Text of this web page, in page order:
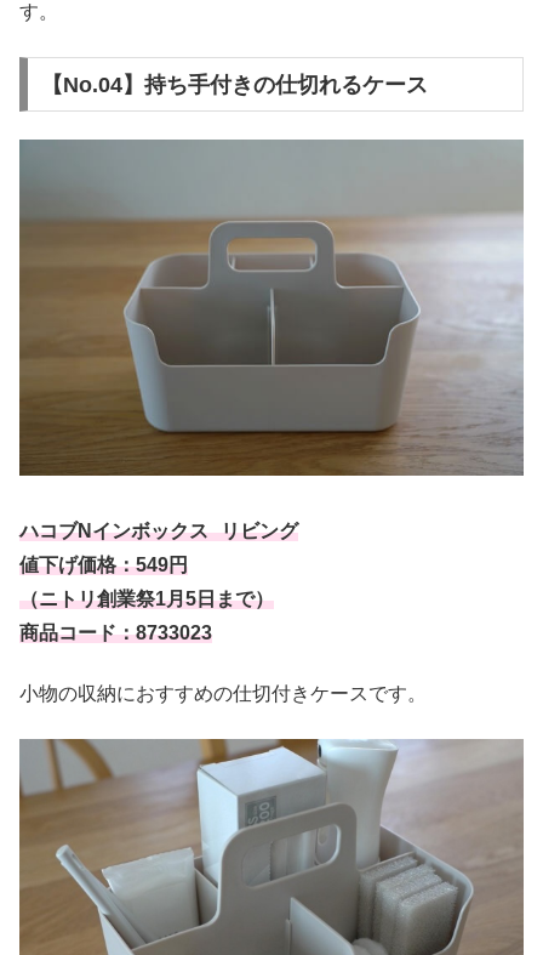
す。
【No.04】持ち手付きの仕切れるケース
ハコブNインボックス リビング
値下げ価格：549円
（ニトリ創業祭1月5日まで）
商品コード：8733023
小物の収納におすすめの仕切付きケースです。